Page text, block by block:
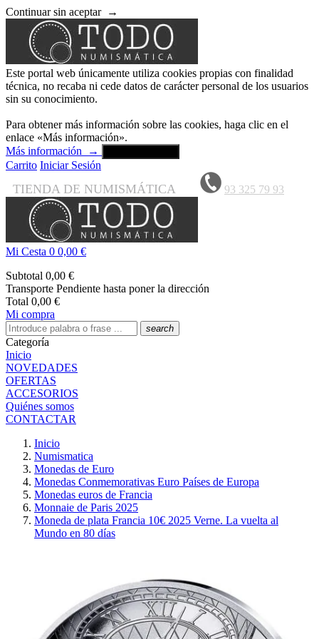
Continuar sin aceptar →
Este portal web únicamente utiliza cookies propias con finalidad
técnica, no recaba ni cede datos de carácter personal de los usuarios
sin su conocimiento.
Para obtener más información sobre las cookies, haga clic en el
enlace «Más información».
Más información
→
Carrito Iniciar Sesión
TIENDA DE NUMISMÁTICA 93 325 79 93
Mi Cesta 0 0,00 €
Subtotal 0,00 €
Transporte Pendiente hasta poner la dirección
Total 0,00 €
Mi compra
search
Categoría
Inicio
NOVEDADES
OFERTAS
ACCESORIOS
Quiénes somos
CONTACTAR
Inicio
Numismatica
Monedas de Euro
Monedas Conmemorativas Euro Países de Europa
Monedas euros de Francia
Monnaie de Paris 2025
Moneda de plata Francia 10€ 2025 Verne. La vuelta al
Mundo en 80 días